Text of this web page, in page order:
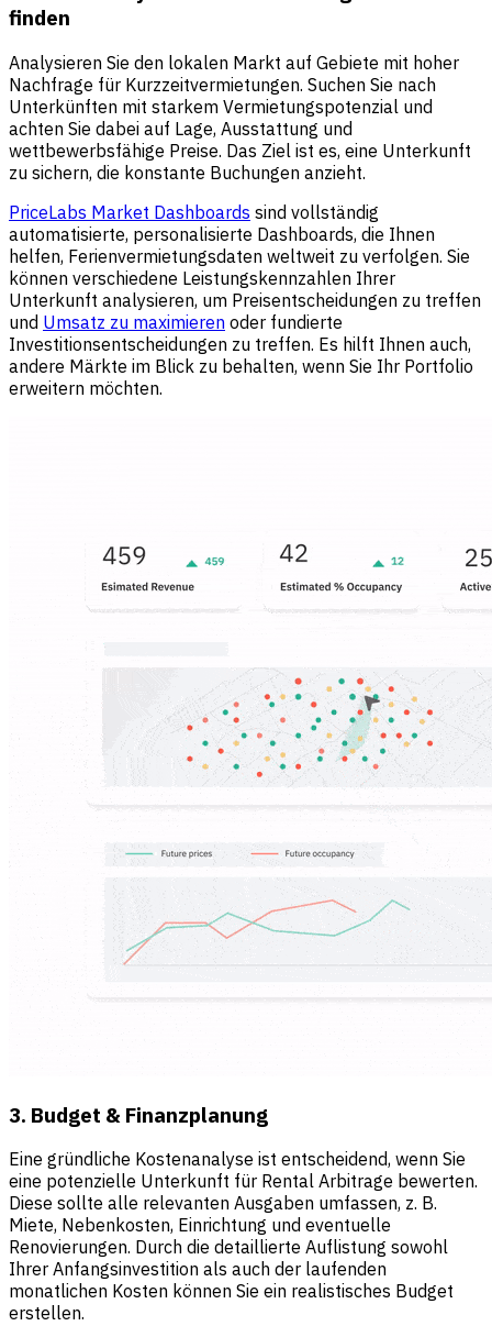
finden
Analysieren Sie den lokalen Markt auf Gebiete mit hoher
Nachfrage für Kurzzeitvermietungen. Suchen Sie nach
Unterkünften mit starkem Vermietungspotenzial und
achten Sie dabei auf Lage, Ausstattung und
wettbewerbsfähige Preise. Das Ziel ist es, eine Unterkunft
zu sichern, die konstante Buchungen anzieht.
PriceLabs Market Dashboards sind vollständig
automatisierte, personalisierte Dashboards, die Ihnen
helfen, Ferienvermietungsdaten weltweit zu verfolgen. Sie
können verschiedene Leistungskennzahlen Ihrer
Unterkunft analysieren, um Preisentscheidungen zu treffen
und Umsatz zu maximieren oder fundierte
Investitionsentscheidungen zu treffen. Es hilft Ihnen auch,
andere Märkte im Blick zu behalten, wenn Sie Ihr Portfolio
erweitern möchten.
3. Budget & Finanzplanung
Eine gründliche Kostenanalyse ist entscheidend, wenn Sie
eine potenzielle Unterkunft für Rental Arbitrage bewerten.
Diese sollte alle relevanten Ausgaben umfassen, z. B.
Miete, Nebenkosten, Einrichtung und eventuelle
Renovierungen. Durch die detaillierte Auflistung sowohl
Ihrer Anfangsinvestition als auch der laufenden
monatlichen Kosten können Sie ein realistisches Budget
erstellen.